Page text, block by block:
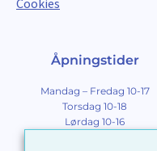
Cookies
Åpningstider
Mandag – Fredag 10-17
Torsdag 10-18
Lørdag 10-16